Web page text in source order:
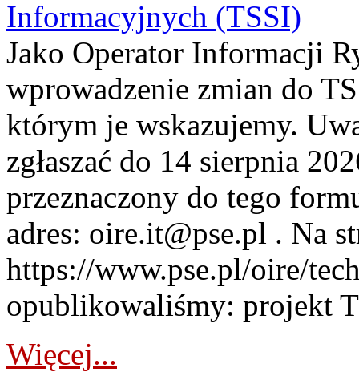
Informacyjnych (TSSI)
Jako Operator Informacji
wprowadzenie zmian do
którym je wskazujemy.
zgłaszać do 14 sierpnia
przeznaczony do tego
adres: oire.it@pse.pl . Na
https://www.pse.pl/oire/
opublikowaliśmy: projekt
Więcej...